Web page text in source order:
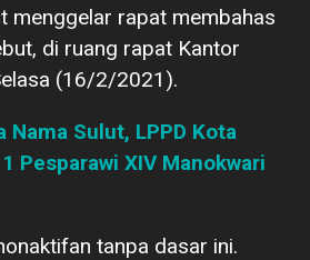
menggelar rapat membahas
di ruang rapat Kantor
(16/2/2021).
Nama Sulut, LPPD Kota
Pesparawi XIV Manokwari
tanpa dasar ini.